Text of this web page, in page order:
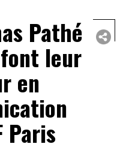
Pathé
leur
en
Paris